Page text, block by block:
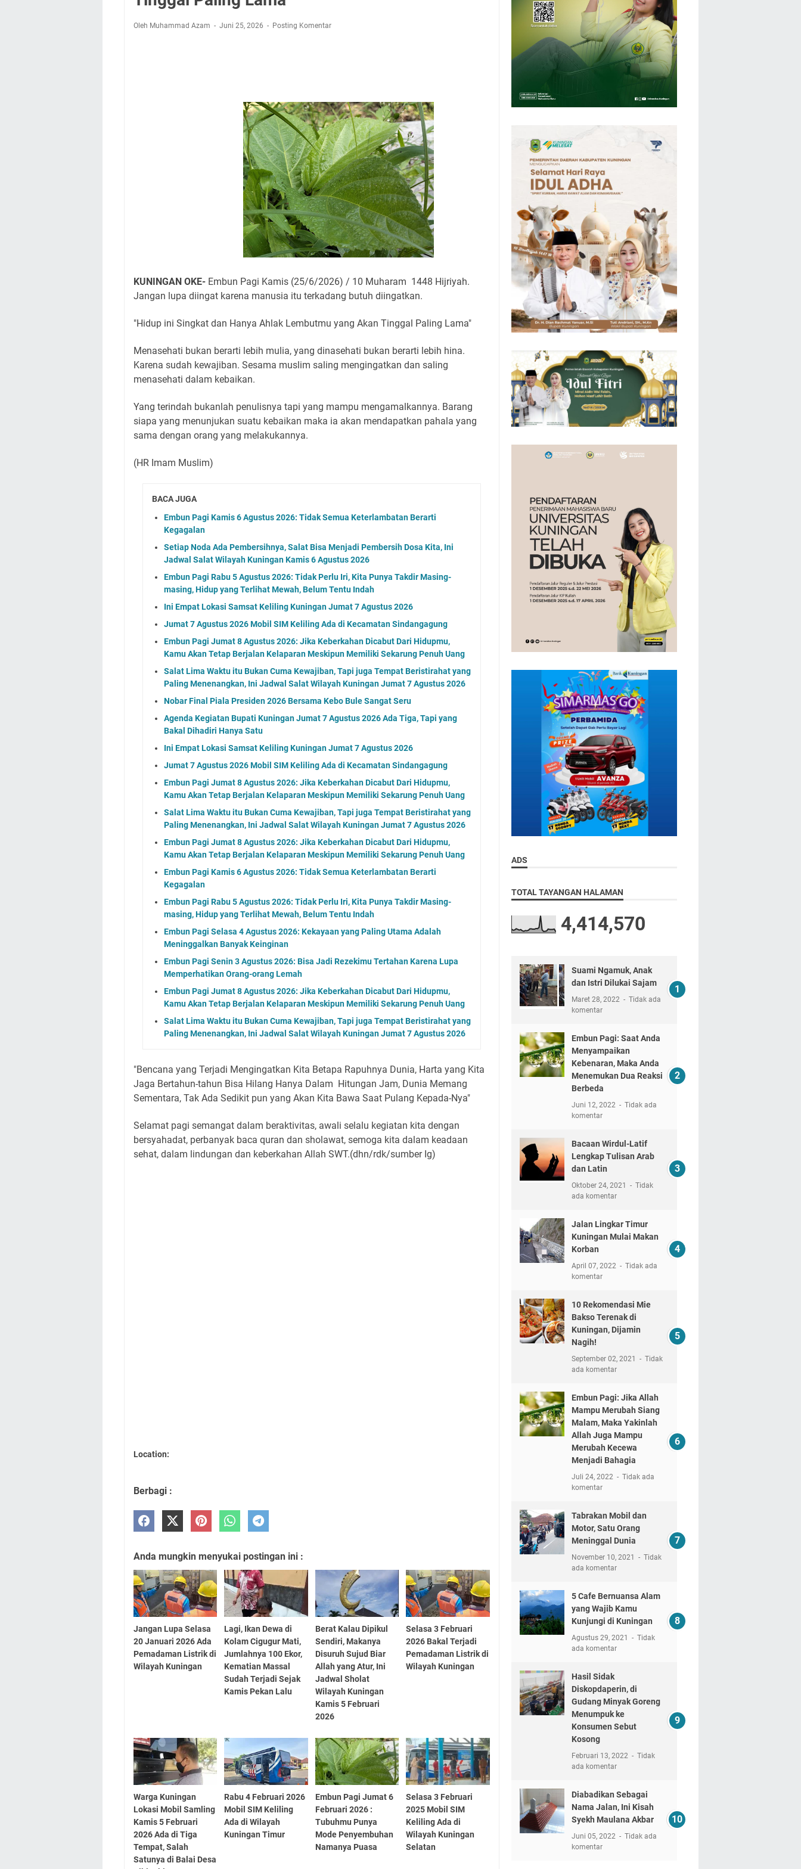
Kamuning Salurakan 12 Ribu Liter
Oleh Muhammad Azam Juni 25, 2026 Posting Komentar
KUNINGAN OKE- Embun Pagi Kamis (25/6/2026) / 10 Muharam 1448 Hijriyah.
Jangan lupa diingat karena manusia itu terkadang butuh diingatkan.
"Hidup ini Singkat dan Hanya Ahlak Lembutmu yang Akan Tinggal Paling Lama"
Menasehati bukan berarti lebih mulia, yang dinasehati bukan berarti lebih hina.
Karena sudah kewajiban. Sesama muslim saling mengingatkan dan saling
menasehati dalam kebaikan.
Yang terindah bukanlah penulisnya tapi yang mampu mengamalkannya. Barang
siapa yang menunjukan suatu kebaikan maka ia akan mendapatkan pahala yang
sama dengan orang yang melakukannya.
(HR Imam Muslim)
BACA JUGA
Embun Pagi Kamis 6 Agustus 2026: Tidak Semua Keterlambatan Berarti
Kegagalan
Setiap Noda Ada Pembersihnya, Salat Bisa Menjadi Pembersih Dosa Kita, Ini
Jadwal Salat Wilayah Kuningan Kamis 6 Agustus 2026
Embun Pagi Rabu 5 Agustus 2026: Tidak Perlu Iri, Kita Punya Takdir Masing-
masing, Hidup yang Terlihat Mewah, Belum Tentu Indah
Ini Empat Lokasi Samsat Keliling Kuningan Jumat 7 Agustus 2026
Jumat 7 Agustus 2026 Mobil SIM Keliling Ada di Kecamatan Sindangagung
Embun Pagi Jumat 8 Agustus 2026: Jika Keberkahan Dicabut Dari Hidupmu,
Kamu Akan Tetap Berjalan Kelaparan Meskipun Memiliki Sekarung Penuh Uang
Salat Lima Waktu itu Bukan Cuma Kewajiban, Tapi juga Tempat Beristirahat yang
Paling Menenangkan, Ini Jadwal Salat Wilayah Kuningan Jumat 7 Agustus 2026
Nobar Final Piala Presiden 2026 Bersama Kebo Bule Sangat Seru
Agenda Kegiatan Bupati Kuningan Jumat 7 Agustus 2026 Ada Tiga, Tapi yang
Bakal Dihadiri Hanya Satu
Ini Empat Lokasi Samsat Keliling Kuningan Jumat 7 Agustus 2026
Jumat 7 Agustus 2026 Mobil SIM Keliling Ada di Kecamatan Sindangagung
Embun Pagi Jumat 8 Agustus 2026: Jika Keberkahan Dicabut Dari Hidupmu,
Kamu Akan Tetap Berjalan Kelaparan Meskipun Memiliki Sekarung Penuh Uang
Salat Lima Waktu itu Bukan Cuma Kewajiban, Tapi juga Tempat Beristirahat yang
Paling Menenangkan, Ini Jadwal Salat Wilayah Kuningan Jumat 7 Agustus 2026
Embun Pagi Jumat 8 Agustus 2026: Jika Keberkahan Dicabut Dari Hidupmu,
Kamu Akan Tetap Berjalan Kelaparan Meskipun Memiliki Sekarung Penuh Uang
Embun Pagi Kamis 6 Agustus 2026: Tidak Semua Keterlambatan Berarti
Kegagalan
Embun Pagi Rabu 5 Agustus 2026: Tidak Perlu Iri, Kita Punya Takdir Masing-
masing, Hidup yang Terlihat Mewah, Belum Tentu Indah
Embun Pagi Selasa 4 Agustus 2026: Kekayaan yang Paling Utama Adalah
Meninggalkan Banyak Keinginan
Embun Pagi Senin 3 Agustus 2026: Bisa Jadi Rezekimu Tertahan Karena Lupa
Memperhatikan Orang-orang Lemah
Embun Pagi Jumat 8 Agustus 2026: Jika Keberkahan Dicabut Dari Hidupmu,
Kamu Akan Tetap Berjalan Kelaparan Meskipun Memiliki Sekarung Penuh Uang
Salat Lima Waktu itu Bukan Cuma Kewajiban, Tapi juga Tempat Beristirahat yang
Paling Menenangkan, Ini Jadwal Salat Wilayah Kuningan Jumat 7 Agustus 2026
"Bencana yang Terjadi Mengingatkan Kita Betapa Rapuhnya Dunia, Harta yang Kita
Jaga Bertahun-tahun Bisa Hilang Hanya Dalam Hitungan Jam, Dunia Memang
Sementara, Tak Ada Sedikit pun yang Akan Kita Bawa Saat Pulang Kepada-Nya"
Selamat pagi semangat dalam beraktivitas, awali selalu kegiatan kita dengan
bersyahadat, perbanyak baca quran dan sholawat, semoga kita dalam keadaan
sehat, dalam lindungan dan keberkahan Allah SWT.(dhn/rdk/sumber Ig)
Location:
Berbagi :
Anda mungkin menyukai postingan ini :
Jangan Lupa Selasa
20 Januari 2026 Ada
Pemadaman Listrik di
Wilayah Kuningan
Lagi, Ikan Dewa di
Kolam Cigugur Mati,
Jumlahnya 100 Ekor,
Kematian Massal
Sudah Terjadi Sejak
Kamis Pekan Lalu
Berat Kalau Dipikul
Sendiri, Makanya
Disuruh Sujud Biar
Allah yang Atur, Ini
Jadwal Sholat
Wilayah Kuningan
Kamis 5 Februari
2026
Selasa 3 Februari
2026 Bakal Terjadi
Pemadaman Listrik di
Wilayah Kuningan
Warga Kuningan
Lokasi Mobil Samling
Kamis 5 Februari
2026 Ada di Tiga
Tempat, Salah
Satunya di Balai Desa
Rabu 4 Februari 2026
Mobil SIM Keliling
Ada di Wilayah
Kuningan Timur
Embun Pagi Jumat 6
Februari 2026 :
Tubuhmu Punya
Mode Penyembuhan
Namanya Puasa
Selasa 3 Februari
2025 Mobil SIM
Keliling Ada di
Wilayah Kuningan
Selatan
ADS
TOTAL TAYANGAN HALAMAN
4,414,570
Suami Ngamuk, Anak
dan Istri Dilukai Sajam
Maret 28, 2022
Tidak ada
komentar
Embun Pagi: Saat Anda
Menyampaikan
Kebenaran, Maka Anda
Menemukan Dua Reaksi
Berbeda
Juni 12, 2022
Tidak ada
komentar
Bacaan Wirdul-Latif
Lengkap Tulisan Arab
dan Latin
Oktober 24, 2021
Tidak
ada komentar
Jalan Lingkar Timur
Kuningan Mulai Makan
Korban
April 07, 2022
Tidak ada
komentar
10 Rekomendasi Mie
Bakso Terenak di
Kuningan, Dijamin
Nagih!
September 02, 2021
Tidak
ada komentar
Embun Pagi: Jika Allah
Mampu Merubah Siang
Malam, Maka Yakinlah
Allah Juga Mampu
Merubah Kecewa
Menjadi Bahagia
Juli 24, 2022
Tidak ada
komentar
Tabrakan Mobil dan
Motor, Satu Orang
Meninggal Dunia
November 10, 2021
Tidak
ada komentar
5 Cafe Bernuansa Alam
yang Wajib Kamu
Kunjungi di Kuningan
Agustus 29, 2021
Tidak
ada komentar
Hasil Sidak
Diskopdaperin, di
Gudang Minyak Goreng
Menumpuk ke
Konsumen Sebut
Kosong
Februari 13, 2022
Tidak
ada komentar
Diabadikan Sebagai
Nama Jalan, Ini Kisah
Syekh Maulana Akbar
Juni 05, 2022
Tidak ada
komentar